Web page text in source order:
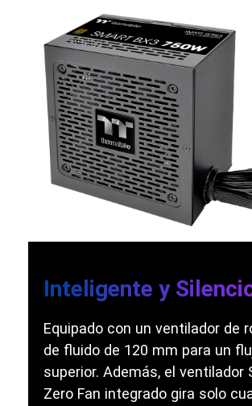
Inteligente y
Equipado con un ventilador de
de fluido de 120 mm para un
superior. Además, el ventilador
Zero Fan integrado gira solo